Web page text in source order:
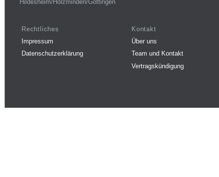
Hildesheim/Holzminden/Göttingen
Rechtliches
Impressum
Datenschutzerklärung
Kontakt
Über uns
Team und Kontakt
Vertragskündigung